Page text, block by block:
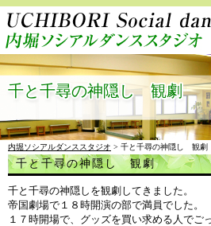
千と千尋の神隠し 観劇
内堀ソシアルダンススタジオ > 千と千尋の神隠し 観劇
千と千尋の神隠し 観劇
千と千尋の神隠しを観劇してきました。
帝国劇場で１８時開演の部で満員でした。
１７時開場で、グッズを買い求める人でご